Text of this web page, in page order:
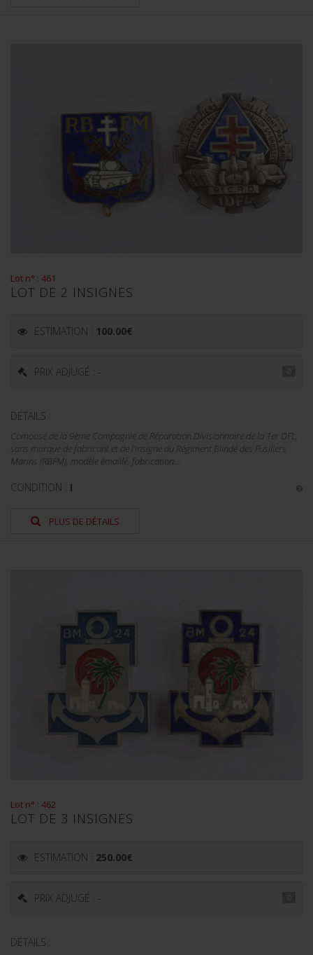
Lot n° : 461
LOT DE 2 INSIGNES
ESTIMATION : 100.00€
PRIX ADJUGÉ : -
DÉTAILS :
Comoosé de la 9ème Compagnie de Réparation Divisionnaire de la 1er DFL,
sans marque de fabricant et de l'insigne du Régiment Blindé des Fusiliers
Marins (RBFM), modèle émaillé, fabrication...
CONDITION : I
PLUS DE DÉTAILS
Lot n° : 462
LOT DE 3 INSIGNES
ESTIMATION : 250.00€
PRIX ADJUGÉ : -
DÉTAILS :